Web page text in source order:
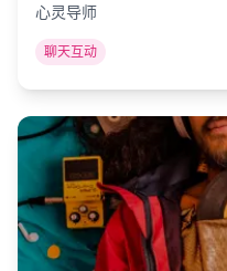
心灵导师
聊天互动